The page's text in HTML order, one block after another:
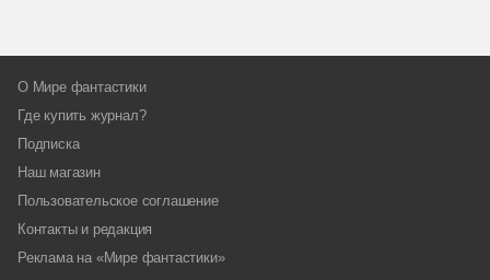
О Мире фантастики
Где купить журнал?
Подписка
Наш магазин
Пользовательское соглашение
Контакты и редакция
Реклама на «Мире фантастики»